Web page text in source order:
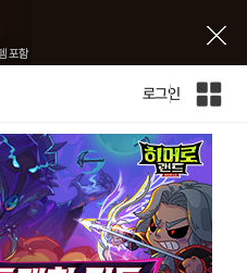
로그인
인
전
이
트
맵